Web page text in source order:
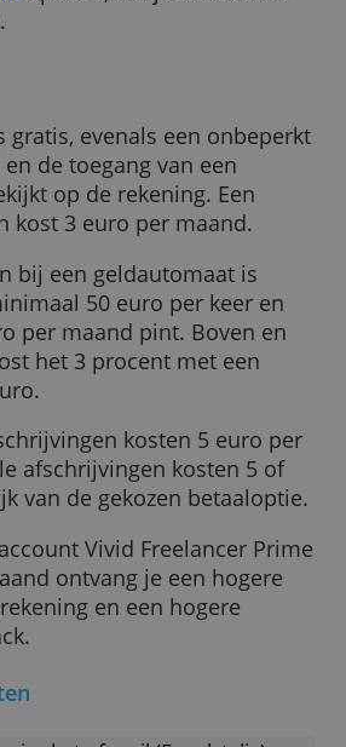
voor extra cashback bij
De cashback kan
volledig online.
account kun je een
openen, dat je in
is gratis, evenals een
en de toegang van een
op de rekening. Een
kost 3 euro per maand.
bij een geldautomaat is
50 euro per keer
per maand pint. Boven
het 3 procent met een
kosten 5 euro